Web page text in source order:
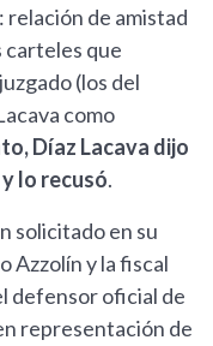
de amistad
carteles que
(los del
como
Díaz Lacava dijo
lo recusó.
solicitado en su
Azzolín y la fiscal
defensor oficial de
representación de